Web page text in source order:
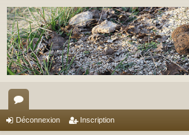
or
Déconnexion Inscription